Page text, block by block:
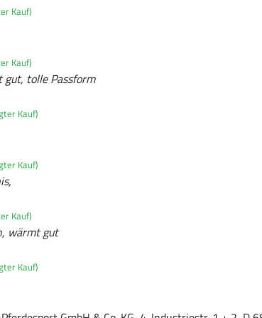
Kauf)
Kauf)
tolle Passform
Kauf)
Kauf)
Kauf)
wärmt gut
Kauf)